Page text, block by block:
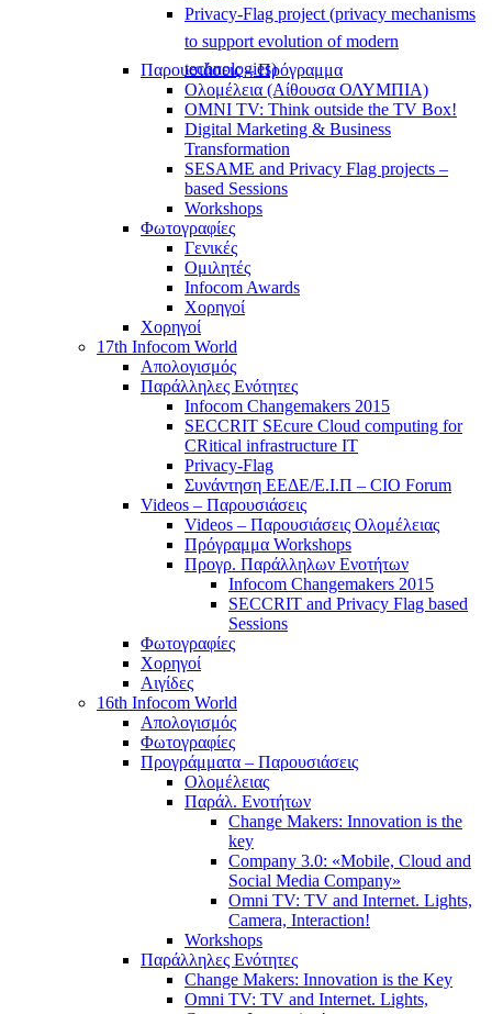
Privacy-Flag project (privacy mechanisms
to support evolution of modern
technologies)
Παρουσιάσεις – Πρόγραμμα
Ολομέλεια (Αίθουσα ΟΛΥΜΠΙΑ)
OMNI TV: Think outside the TV Box!
Digital Marketing & Business
Transformation
SESAME and Privacy Flag projects –
based Sessions
Workshops
Φωτογραφίες
Γενικές
Ομιλητές
Infocom Awards
Χορηγοί
Χορηγοί
17th Infocom World
Απολογισμός
Παράλληλες Ενότητες
Infocom Changemakers 2015
SECCRIT SEcure Cloud computing for
CRitical infrastructure IT
Privacy-Flag
Συνάντηση ΕΕΔΕ/Ε.Ι.Π – CIO Forum
Videos – Παρουσιάσεις
Videos – Παρουσιάσεις Ολομέλειας
Πρόγραμμα Workshops
Προγρ. Παράλληλων Ενοτήτων
Infocom Changemakers 2015
SECCRIT and Privacy Flag based
Sessions
Φωτογραφίες
Χορηγοί
Αιγίδες
16th Infocom World
Απολογισμός
Φωτογραφίες
Προγράμματα – Παρουσιάσεις
Ολομέλειας
Παράλ. Ενοτήτων
Change Makers: Innovation is the
key
Company 3.0: «Mobile, Cloud and
Social Media Company»
Omni TV: TV and Internet. Lights,
Camera, Interaction!
Workshops
Παράλληλες Ενότητες
Change Makers: Innovation is the Key
Omni TV: TV and Internet. Lights,